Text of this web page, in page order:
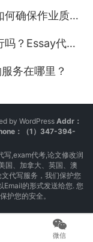
作业质量与安全
可以完成贵不贵？
务在哪里？
by WordPress Addr：
：（1）347-394-
,exam代考,论文修改润
国、加拿大、英国、澳
代写服务，我们保护您
Email的形式发送给您. 您
护您的安全。
微信